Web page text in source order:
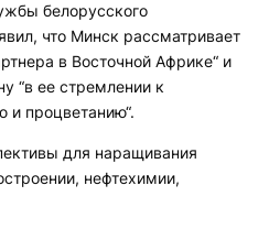
белорусского
что Минск рассматривает
в Восточной Африке“ и
“в ее стремлении к
и процветанию“.
для наращивания
нефтехимии,